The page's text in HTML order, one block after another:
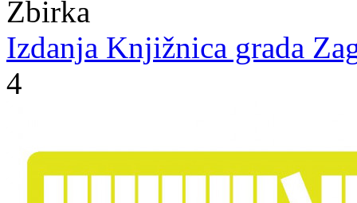
Zbirka
Izdanja Knjižnica grada
4